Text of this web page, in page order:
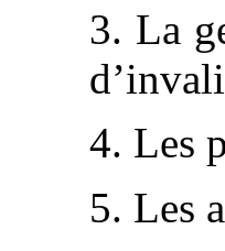
3. La
4. Les
5. Les